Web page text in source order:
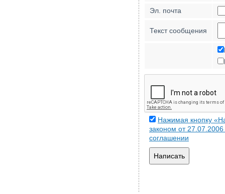
Эл. почта
Текст сообщения
Нажимая кнопку
законом от
соглашении
Написать